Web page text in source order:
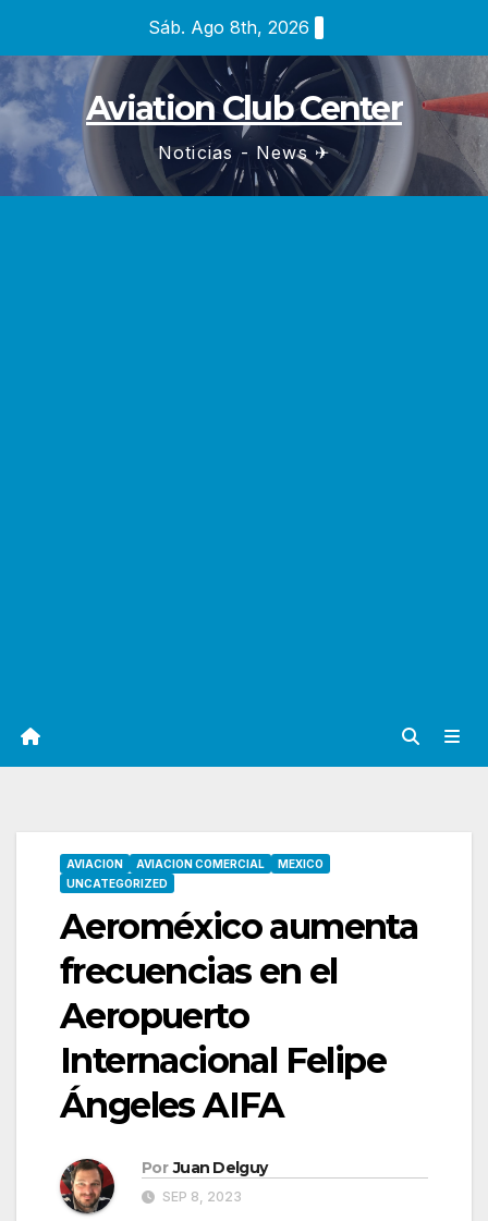
contenido
Sáb. Ago 8th, 2026
Aviation Club Center
Noticias - News ✈
AVIACION AVIACION COMERCIAL
MEXICO
UNCATEGORIZED
Aeroméxico aumenta
frecuencias en el
Aeropuerto
Internacional Felipe
Ángeles AIFA
Por Juan Delguy
SEP 8, 2023